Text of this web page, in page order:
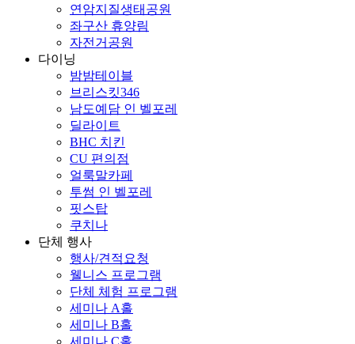
연암지질생태공원
좌구산 휴양림
자전거공원
다이닝
밤밤테이블
브리스킷346
남도예담 인 벨포레
딜라이트
BHC 치킨
CU 편의점
얼룩말카페
투썸 인 벨포레
핏스탑
쿠치나
단체 행사
행사/견적요청
웰니스 프로그램
단체 체험 프로그램
세미나 A홀
세미나 B홀
세미나 C홀